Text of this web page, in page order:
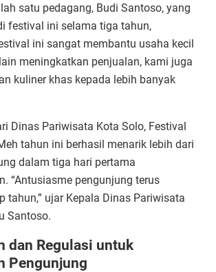
satu pedagang, Budi Santoso, yang
festival ini selama tiga tahun,
ini sangat membantu usaha kecil
meningkatkan penjualan, kami juga
kuliner khas kepada lebih banyak
Dinas Pariwisata Kota Solo, Festival
tahun ini berhasil menarik lebih dari
dalam tiga hari pertama
“Antusiasme pengunjung terus
tahun,” ujar Kepala Dinas Pariwisata
Santoso.
dan Regulasi untuk
Pengunjung